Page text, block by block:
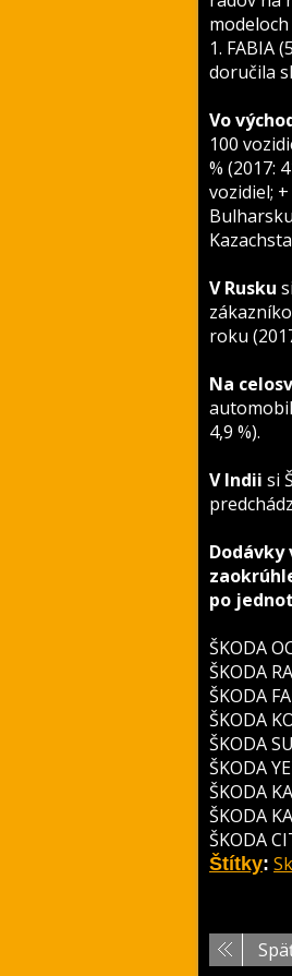
1. FABIA
doručila
Vo
100
% (2017:
vozidiel;
V Rusku
roku
Na
4,9 %).
V Indii si
Dodávky
po
ŠKODA
ŠKODA
ŠKODA
ŠKODA
ŠKODA
ŠKODA
ŠKODA
ŠKODA
ŠKODA
Štítky: